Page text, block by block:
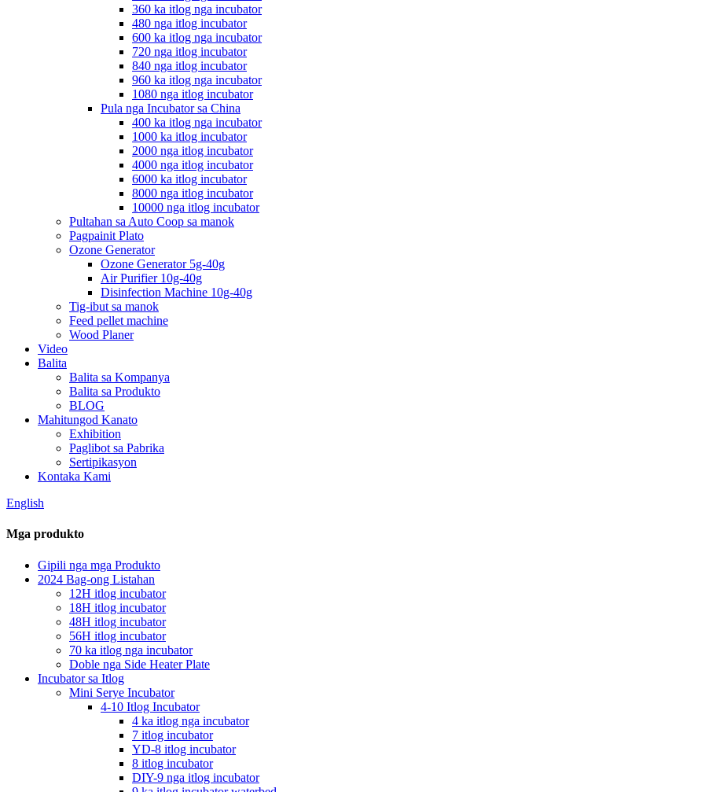
360 ka itlog nga incubator
480 nga itlog incubator
600 ka itlog nga incubator
720 nga itlog incubator
840 nga itlog incubator
960 ka itlog nga incubator
1080 nga itlog incubator
Pula nga Incubator sa China
400 ka itlog nga incubator
1000 ka itlog incubator
2000 nga itlog incubator
4000 nga itlog incubator
6000 ka itlog incubator
8000 nga itlog incubator
10000 nga itlog incubator
Pultahan sa Auto Coop sa manok
Pagpainit Plato
Ozone Generator
Ozone Generator 5g-40g
Air Purifier 10g-40g
Disinfection Machine 10g-40g
Tig-ibut sa manok
Feed pellet machine
Wood Planer
Video
Balita
Balita sa Kompanya
Balita sa Produkto
BLOG
Mahitungod Kanato
Exhibition
Paglibot sa Pabrika
Sertipikasyon
Kontaka Kami
English
Mga produkto
Gipili nga mga Produkto
2024 Bag-ong Listahan
12H itlog incubator
18H itlog incubator
48H itlog incubator
56H itlog incubator
70 ka itlog nga incubator
Doble nga Side Heater Plate
Incubator sa Itlog
Mini Serye Incubator
4-10 Itlog Incubator
4 ka itlog nga incubator
7 itlog incubator
YD-8 itlog incubator
8 itlog incubator
DIY-9 nga itlog incubator